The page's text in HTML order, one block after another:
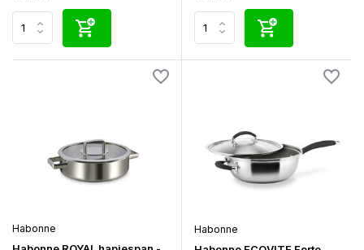
Habonne Habonne